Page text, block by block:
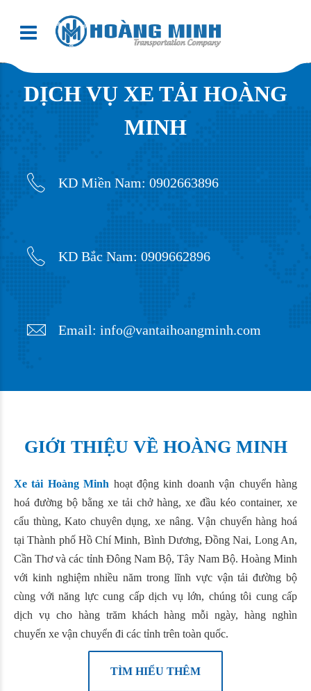
DỊCH VỤ XE TẢI HOÀNG
MINH
KD Miền Nam: 0902663896
KD Bắc Nam: 0909662896
Email: info@vantaihoangminh.com
GIỚI THIỆU VỀ HOÀNG MINH
Xe tải Hoàng Minh hoạt động kinh doanh vận chuyển hàng
hoá đường bộ bằng xe tải chở hàng, xe đầu kéo container, xe
cẩu thùng, Kato chuyên dụng, xe nâng. Vận chuyển hàng hoá
tại Thành phố Hồ Chí Minh, Bình Dương, Đồng Nai, Long An,
Cần Thơ và các tỉnh Đông Nam Bộ, Tây Nam Bộ. Hoàng Minh
với kinh nghiệm nhiều năm trong lĩnh vực vận tải đường bộ
cùng với năng lực cung cấp dịch vụ lớn, chúng tôi cung cấp
dịch vụ cho hàng trăm khách hàng mỗi ngày, hàng nghìn
chuyến xe vận chuyển đi các tỉnh trên toàn quốc.
TÌM HIỂU THÊM